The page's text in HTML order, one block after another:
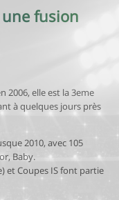
une fusion
2006, elle est la 3eme
à quelques jours près
2010, avec 105
Baby.
et Coupes IS font partie